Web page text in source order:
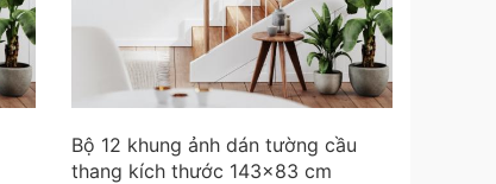
Bộ 12 khung ảnh dán tường cầu
thang kích thước 143x83 cm